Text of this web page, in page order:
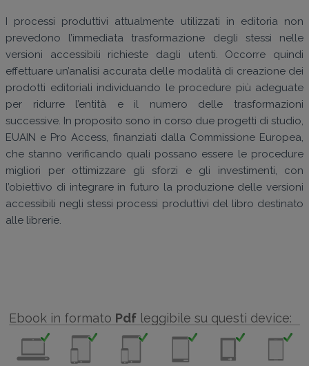
I processi produttivi attualmente utilizzati in editoria non
prevedono l’immediata trasformazione degli stessi nelle
versioni accessibili richieste dagli utenti. Occorre quindi
effettuare un’analisi accurata delle modalità di creazione dei
prodotti editoriali individuando le procedure più adeguate
per ridurre l’entità e il numero delle trasformazioni
successive. In proposito sono in corso due progetti di studio,
EUAIN e Pro Access, finanziati dalla Commissione Europea,
che stanno verificando quali possano essere le procedure
migliori per ottimizzare gli sforzi e gli investimenti, con
l’obiettivo di integrare in futuro la produzione delle versioni
accessibili negli stessi processi produttivi del libro destinato
alle librerie.
Ebook in formato Pdf leggibile su questi device: